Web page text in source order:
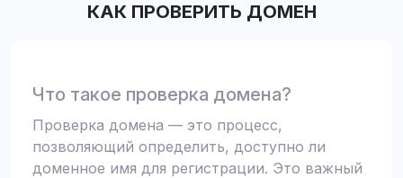
КАК ПРОВЕРИТЬ ДОМЕН
Что такое проверка домена?
Проверка домена — это процесс,
позволяющий определить, доступно ли
доменное имя для регистрации. Это важный